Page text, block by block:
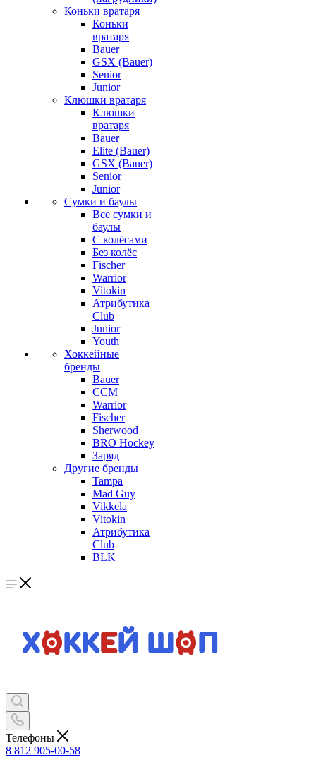
Коньки вратаря
Коньки
вратаря
Bauer
GSX (Bauer)
Senior
Junior
Клюшки вратаря
Клюшки
вратаря
Bauer
Elite (Bauer)
GSX (Bauer)
Senior
Junior
Сумки и баулы
Все сумки и
баулы
С колёсами
Без колёс
Fischer
Warrior
Vitokin
Атрибутика
Club
Junior
Youth
Хоккейные
бренды
Bauer
CCM
Warrior
Fischer
Sherwood
BRO Hockey
Заряд
Другие бренды
Tampa
Mad Guy
Vikkela
Vitokin
Атрибутика
Club
BLK
Телефоны
8 812 905-00-58